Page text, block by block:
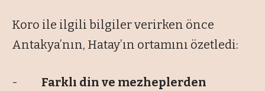
Koro ile ilgili bilgiler verirken önce
Antakya’nın, Hatay’ın ortamını özetledi:
- Farklı din ve mezheplerden